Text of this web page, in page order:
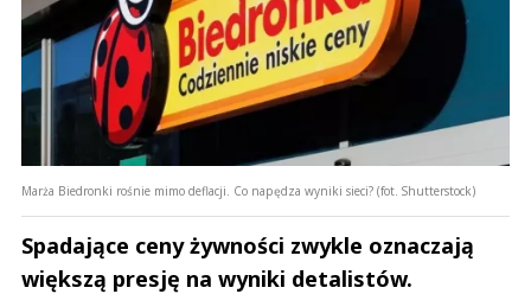
Marża Biedronki rośnie mimo deflacji. Co napędza wyniki sieci? (fot. Shutterstock)
Spadające ceny żywności zwykle oznaczają
większą presję na wyniki detalistów.